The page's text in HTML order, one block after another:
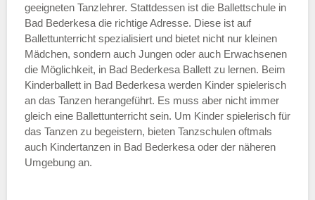
—
ÖFFNUNGSZEITEN HINZUFÜGEN
Samstag
geeigneten Tanzlehrer. Stattdessen ist die Ballettschule in
Bad Bederkesa die richtige Adresse. Diese ist auf
Ballettunterricht spezialisiert und bietet nicht nur kleinen
Mädchen, sondern auch Jungen oder auch Erwachsenen
die Möglichkeit, in Bad Bederkesa Ballett zu lernen. Beim
Kinderballett in Bad Bederkesa werden Kinder spielerisch
an das Tanzen herangeführt. Es muss aber nicht immer
gleich eine Ballettunterricht sein. Um Kinder spielerisch für
das Tanzen zu begeistern, bieten Tanzschulen oftmals
auch Kindertanzen in Bad Bederkesa oder der näheren
Umgebung an.